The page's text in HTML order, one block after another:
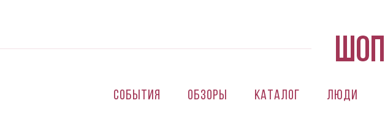
События Обзоры Каталог Люди